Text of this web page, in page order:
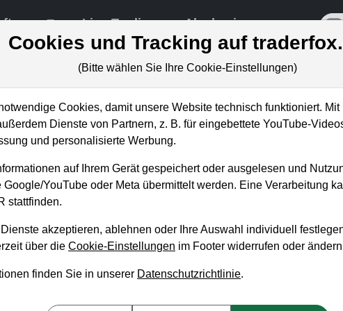
Live-Trading Akademie
An diesen Kursmarken
aktiv!
Cookies und Tracking auf
(Bitte wählen Sie Ihre Cookie-Einstellungen)
Cookies, damit unsere Website technisch funktioniert.
Dienste von Partnern, z. B. für eingebettete YouTube-
und personalisierte Werbung.
auf Ihrem Gerät gespeichert oder ausgelesen und
Google/YouTube oder Meta übermittelt werden. Eine Verarbeitung
stattfinden.
akzeptieren, ablehnen oder Ihre Auswahl individuell
über die Cookie-Einstellungen im Footer widerrufen oder
finden Sie in unserer Datenschutzrichtlinie.